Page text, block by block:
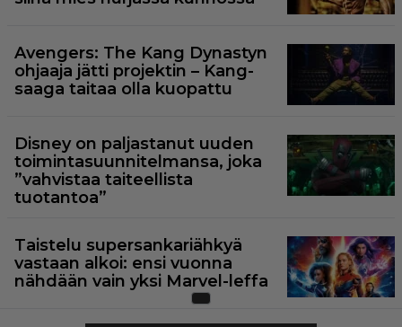
Avengers: The Kang Dynastyn
ohjaaja jätti projektin – Kang-
saaga taitaa olla kuopattu
Disney on paljastanut uuden
toimintasuunnitelmansa, joka
”vahvistaa taiteellista
tuotantoa”
Taistelu supersankariähkyä
vastaan alkoi: ensi vuonna
nähdään vain yksi Marvel-leffa